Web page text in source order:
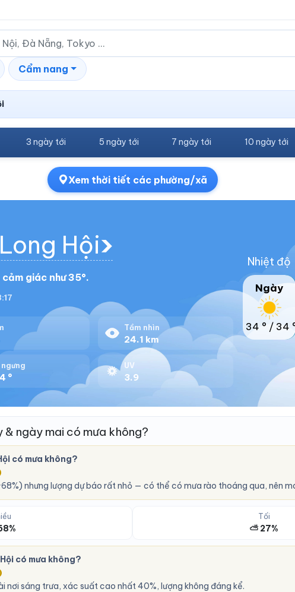
Cẩm nang
3 ngày tới 5 ngày tới 7 ngày tới 10 ngày tới
Xem thời tiết các phường/xã
Hội
giác như 35°.
Tầm nhìn
24.1 km
°
UV
3.9
Nhiệt độ
Ngày
34 ° / 34
& ngày mai có mưa không?
có mưa không?
nhưng lượng dự báo rất nhỏ — có thể có mưa rào thoáng qua, nên
Tối
⛅ 27%
có mưa không?
nơi sáng trưa, xác suất cao nhất 40%, lượng không đáng kể.